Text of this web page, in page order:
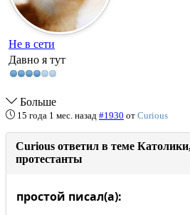
Не в сети
Давно я тут
Больше
15 года 1 мес. назад #1930 от Curious
Curious ответил в теме
протестанты
простой писал(а):